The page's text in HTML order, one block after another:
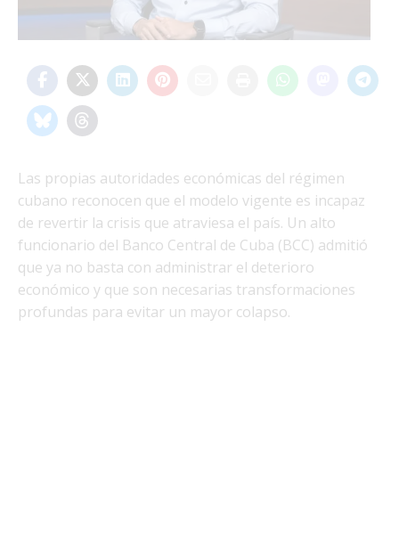
Las propias autoridades económicas del régimen
cubano reconocen que el modelo vigente es incapaz
de revertir la crisis que atraviesa el país. Un alto
funcionario del Banco Central de Cuba (BCC) admitió
que ya no basta con administrar el deterioro
económico y que son necesarias transformaciones
profundas para evitar un mayor colapso.